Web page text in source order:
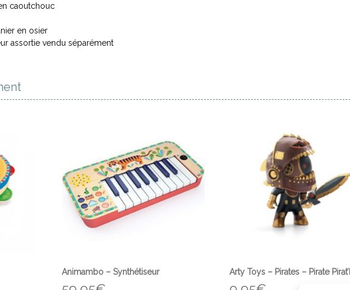
caoutchouc
en osier
assortie vendu séparément
Animambo – Synthétiseur Arty Toys – Pirates – Pirate